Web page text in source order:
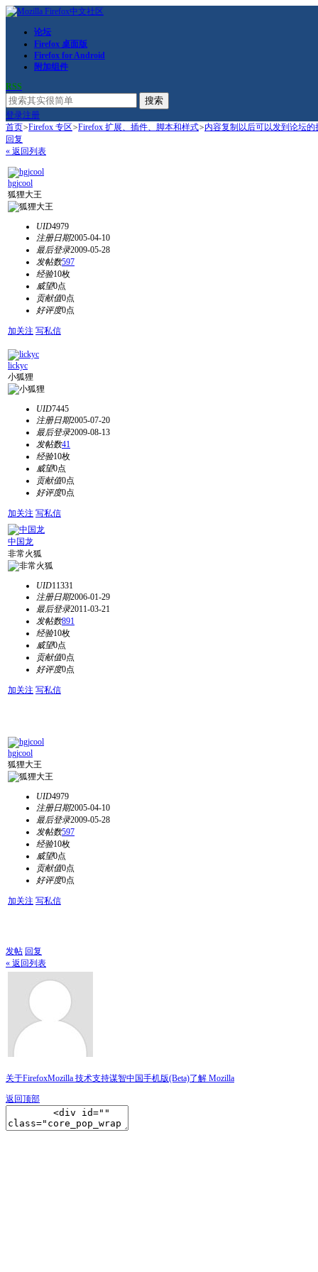
论坛
Firefox 桌面版
Firefox for Android
附加组件
RSS
搜索
登录注册
首页>Firefox 专区>Firefox 扩展、插件、脚本和样式>内容复制以后可以发到论坛
回复
« 返回列表
hgjcool
狐狸大王
UID4979
注册日期2005-04-10
最后登录2009-05-28
发帖数597
经验10枚
威望0点
贡献值0点
好评度0点
加关注 写私信
lickyc
小狐狸
UID7445
注册日期2005-07-20
最后登录2009-08-13
发帖数41
经验10枚
威望0点
贡献值0点
好评度0点
加关注 写私信
中国龙
非常火狐
UID11331
注册日期2006-01-29
最后登录2011-03-21
发帖数891
经验10枚
威望0点
贡献值0点
好评度0点
加关注 写私信
hgjcool
狐狸大王
UID4979
注册日期2005-04-10
最后登录2009-05-28
发帖数597
经验10枚
威望0点
贡献值0点
好评度0点
加关注 写私信
发帖 回复
« 返回列表
关于FirefoxMozilla 技术支持谋智中国手机版(Beta)了解 Mozilla
返回顶部